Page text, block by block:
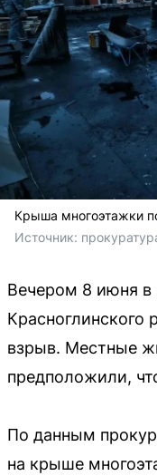
Крыша многоэтажки
Источник:
Вечером 8 июня в
взрыв. Местные
предположили,
По данным
на крыше